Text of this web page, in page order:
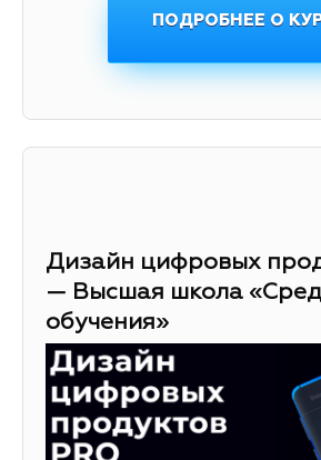
ПОДРОБНЕЕ О
Дизайн цифровых
— Высшая школа
обучения»